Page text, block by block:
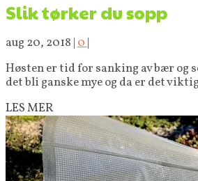
Slik tørker du sopp
aug 20, 2018 |0|
Høsten er tid for sanking av bær og
det bli ganske mye og da er det
LES MER